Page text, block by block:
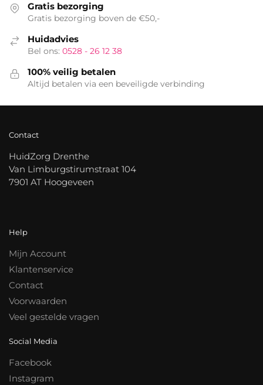
Gratis bezorging
Gratis bezorging boven de €50,-
Huidadvies
Bel ons: 0528 - 26 12 38
100% veilig betalen
Altijd betalen via een beveiligde verbinding
Contact
HuidZorg Drenthe
Van Limburgstirumstraat 104
7901 AT Hoogeveen
Help
Mijn Account
Klantenservice
Contact
Voorwaarden
Veel gestelde vragen
Social Media
Facebook
Instagram